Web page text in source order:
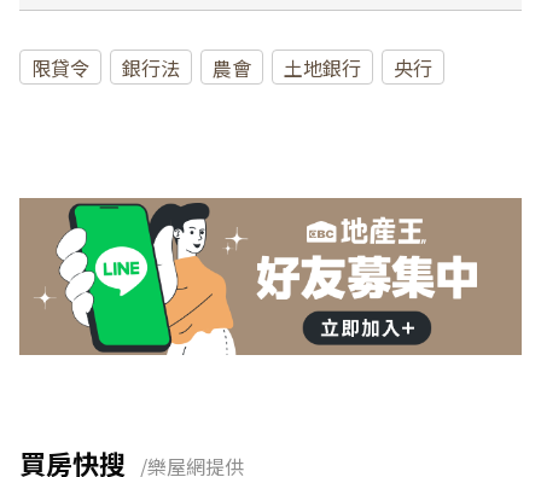
限貸令 銀行法 農會 土地銀行 央行
買房快搜 /樂屋網提供